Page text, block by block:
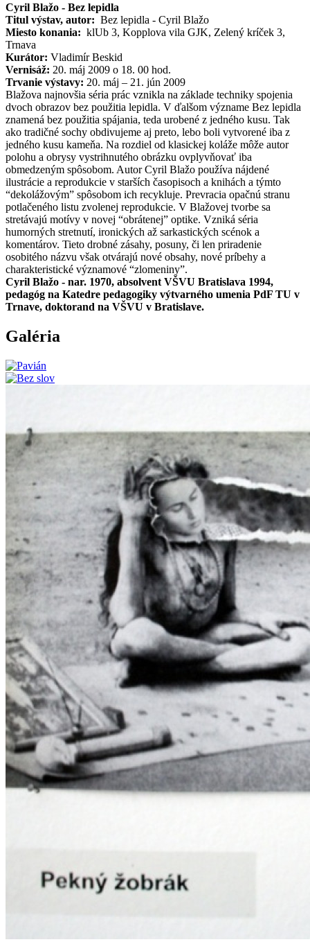
Cyril Blažo - Bez lepidla
Titul výstav, autor: Bez lepidla - Cyril Blažo
Miesto konania: klUb 3, Kopplova vila GJK, Zelený kríček 3,
Trnava
Kurátor: Vladimír Beskid
Vernisáž: 20. máj 2009 o 18. 00 hod.
Trvanie výstavy: 20. máj – 21. jún 2009
Blažova najnovšia séria prác vznikla na základe techniky spojenia
dvoch obrazov bez použitia lepidla. V ďalšom význame Bez lepidla
znamená bez použitia spájania, teda urobené z jedného kusu. Tak
ako tradičné sochy obdivujeme aj preto, lebo boli vytvorené iba z
jedného kusu kameňa. Na rozdiel od klasickej koláže môže autor
polohu a obrysy vystrihnutého obrázku ovplyvňovať iba
obmedzeným spôsobom. Autor Cyril Blažo používa nájdené
ilustrácie a reprodukcie v starších časopisoch a knihách a týmto
“dekolážovým” spôsobom ich recykluje. Prevracia opačnú stranu
potlačeného listu zvolenej reprodukcie. V Blažovej tvorbe sa
stretávajú motívy v novej “obrátenej” optike. Vzniká séria
humorných stretnutí, ironických až sarkastických scénok a
komentárov. Tieto drobné zásahy, posuny, či len priradenie
osobitého názvu však otvárajú nové obsahy, nové príbehy a
charakteristické významové “zlomeniny”.
Cyril Blažo - nar. 1970, absolvent VŠVU Bratislava 1994,
pedagóg na Katedre pedagogiky výtvarného umenia PdF TU v
Trnave, doktorand na VŠVU v Bratislave.
Galéria